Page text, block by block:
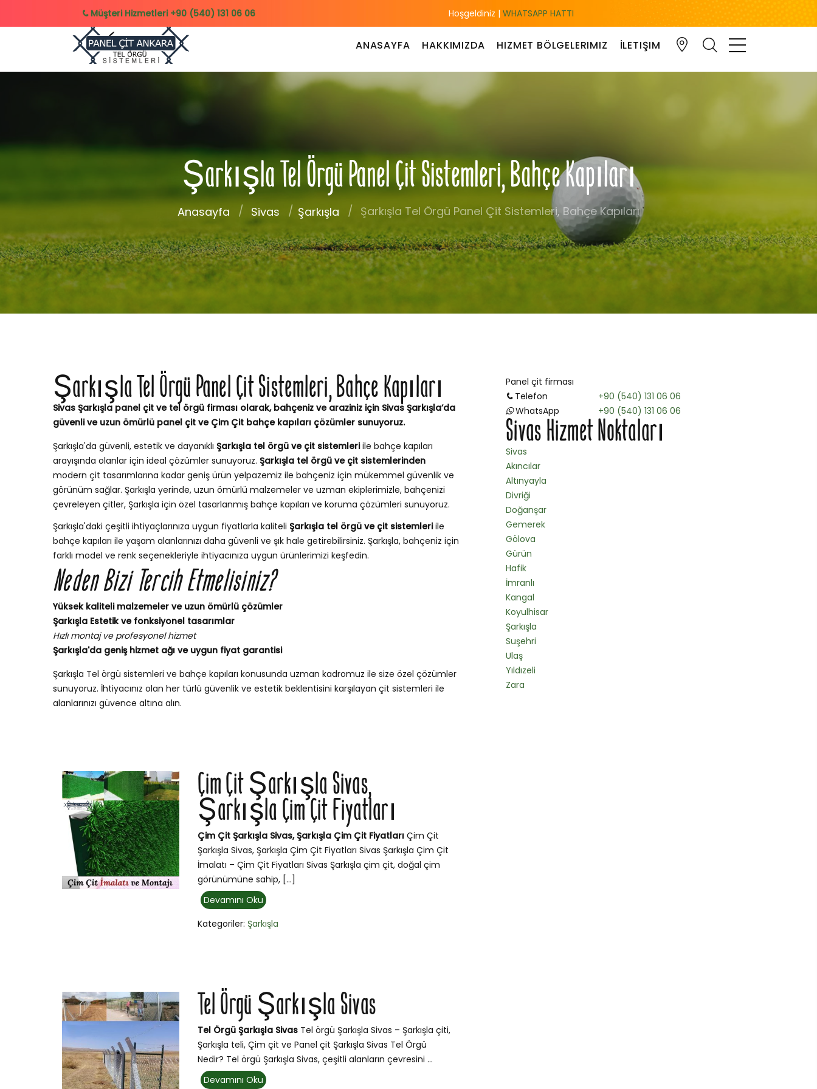
Müşteri Hizmetleri +90 (540) 131 06 06 Hoşgeldiniz | WHATSAPP HATTI
ANASAYFA HAKKIMIZDA HIZMET BÖLGELERIMIZ İLETIŞIM
Şarkışla Tel Örgü Panel Çit Sistemleri, Bahçe Kapıları
Anasayfa Sivas Şarkışla Şarkışla Tel Örgü Panel Çit Sistemleri, Bahçe Kapıları
Panel çit firması
Telefon
+90 (540) 131 06 06
WhatsApp
+90 (540) 131 06 06
Sivas Hizmet Noktaları
Sivas
Akıncılar
Altınyayla
Divriği
Doğanşar
Gemerek
Gölova
Gürün
Hafik
İmranlı
Kangal
Koyulhisar
Şarkışla
Suşehri
Ulaş
Yıldızeli
Zara
Şarkışla Tel Örgü Panel Çit Sistemleri, Bahçe Kapıları
Sivas Şarkışla panel çit ve tel örgü firması olarak, bahçeniz ve araziniz için Sivas Şarkışla’da
güvenli ve uzun ömürlü panel çit ve Çim Çit bahçe kapıları çözümler sunuyoruz.
Şarkışla'da güvenli, estetik ve dayanıklı Şarkışla tel örgü ve çit sistemleriile bahçe kapıları
arayışında olanlar için ideal çözümler sunuyoruz. Şarkışla tel örgü ve çit sistemlerinden
modern çit tasarımlarına kadar geniş ürün yelpazemiz ile bahçeniz için mükemmel güvenlik ve
görünüm sağlar. Şarkışla yerinde, uzun ömürlü malzemeler ve uzman ekiplerimizle, bahçenizi
çevreleyen çitler, Şarkışla için özel tasarlanmış bahçe kapıları ve koruma çözümleri sunuyoruz.
Şarkışla'daki çeşitli ihtiyaçlarınıza uygun fiyatlarla kaliteli Şarkışla tel örgü ve çit sistemleriile
bahçe kapıları ile yaşam alanlarınızı daha güvenli ve şık hale getirebilirsiniz. Şarkışla, bahçeniz için
farklı model ve renk seçenekleriyle ihtiyacınıza uygun ürünlerimizi keşfedin.
Neden Bizi Tercih Etmelisiniz?
Yüksek kaliteli malzemeler ve uzun ömürlü çözümler
Şarkışla Estetik ve fonksiyonel tasarımlar
Hızlı montaj ve profesyonel hizmet
Şarkışla'da geniş hizmet ağı ve uygun fiyat garantisi
Şarkışla Tel örgü sistemleri ve bahçe kapıları konusunda uzman kadromuz ile size özel çözümler
sunuyoruz. İhtiyacınız olan her türlü güvenlik ve estetik beklentisini karşılayan çit sistemleri ile
alanlarınızı güvence altına alın.
Çim Çit Şarkışla Sivas,
Şarkışla Çim Çit Fiyatları
Çim Çit Şarkışla Sivas, Şarkışla Çim Çit Fiyatları Çim Çit
Şarkışla Sivas, Şarkışla Çim Çit Fiyatları Sivas Şarkışla Çim Çit
İmalatı – Çim Çit Fiyatları Sivas Şarkışla çim çit, doğal çim
görünümüne sahip, […]
Devamını Oku
Kategoriler: Şarkışla
Tel Örgü Şarkışla Sivas
Tel Örgü Şarkışla Sivas Tel örgü Şarkışla Sivas – Şarkışla çiti,
Şarkışla teli, Çim çit ve Panel çit Şarkışla Sivas Tel Örgü
Nedir? Tel örgü Şarkışla Sivas, çeşitli alanların çevresini ...
Devamını Oku